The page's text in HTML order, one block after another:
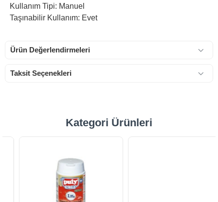
Kullanım Tipi: Manuel
Taşınabilir Kullanım: Evet
Ürün Değerlendirmeleri
Taksit Seçenekleri
Kategori Ürünleri